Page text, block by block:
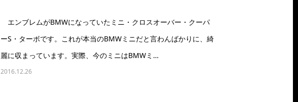
エンブレムがBMWになっていたミニ・クロスオーバー・クーパ
ーS・ターボです。これが本当のBMWミニだと言わんばかりに、綺
麗に収まっています。実際、今のミニはBMWミ…
2016.12.26